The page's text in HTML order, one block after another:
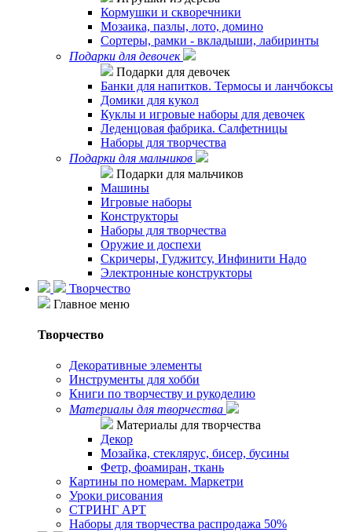
Кормушки и скворечники
Мозаика, пазлы, лото, домино
Сортеры, рамки - вкладыши, лабиринты
Подарки для девочек
Подарки для девочек
Банки для напитков. Термосы и ланчбоксы
Домики для кукол
Куклы и игровые наборы для девочек
Леденцовая фабрика. Салфетницы
Наборы для творчества
Подарки для мальчиков
Подарки для мальчиков
Машины
Игровые наборы
Конструкторы
Наборы для творчества
Оружие и доспехи
Скричеры, Гуджитсу, Инфинити Надо
Электронные конструкторы
Творчество
Главное меню
Творчество
Декоративные элементы
Инструменты для хобби
Книги по творчеству и рукоделию
Материалы для творчества
Материалы для творчества
Декор
Мозайка, стеклярус, бисер, бусины
Фетр, фоамиран, ткань
Картины по номерам. Маркетри
Уроки рисования
СТРИНГ АРТ
Наборы для творчества распродажа 50%